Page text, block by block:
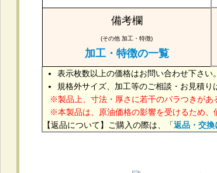
備考欄
(その他 加工・特徴)
加工・特徴の一覧
表示枚数以上の価格はお問い合わせ下さい。
規格外サイズ、加工等のご相談・お見積り
製品上、寸法・厚さに若干のバラつきがあ
本製品は、原油価格の影響を受けるため、
【返品について】ご購入の際は、「返品・交換